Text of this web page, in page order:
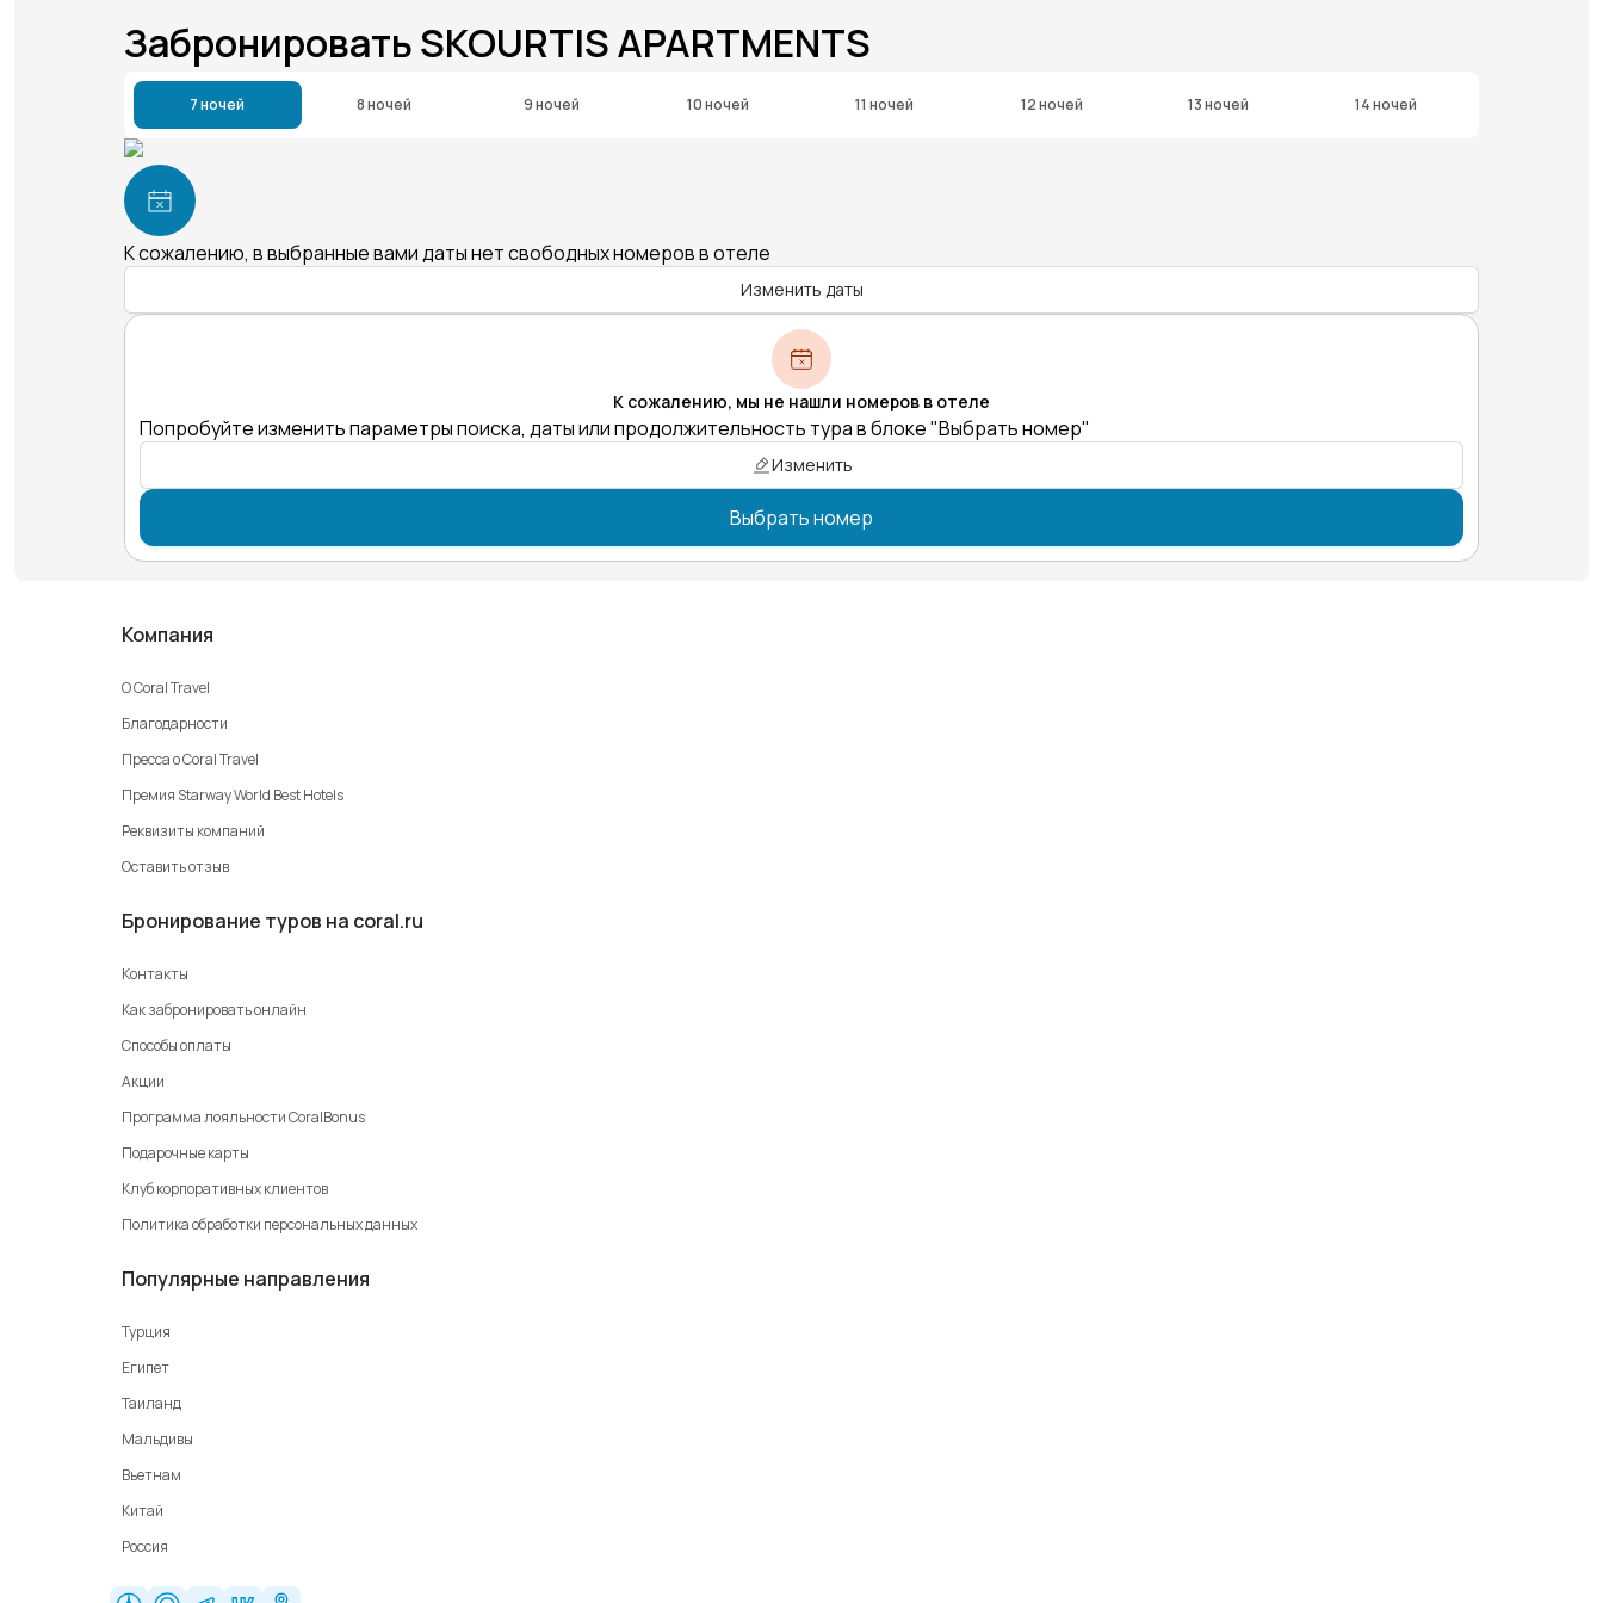
Забронировать SKOURTIS APARTMENTS
7 ночей 8 ночей 9 ночей 10 ночей 11 ночей 12 ночей 13 ночей 14 ночей
К сожалению, в выбранные вами даты нет свободных номеров в отеле
Изменить даты
К сожалению, мы не нашли номеров в отеле
Попробуйте изменить параметры поиска, даты или продолжительность тура в блоке "Выбрать номер"
Изменить
Выбрать номер
Компания
О Coral Travel
Благодарности
Пресса о Coral Travel
Премия Starway World Best Hotels
Реквизиты компаний
Оставить отзыв
Бронирование туров на coral.ru
Контакты
Как забронировать онлайн
Способы оплаты
Акции
Программа лояльности CoralBonus
Подарочные карты
Клуб корпоративных клиентов
Политика обработки персональных данных
Популярные направления
Турция
Египет
Таиланд
Мальдивы
Вьетнам
Китай
Россия